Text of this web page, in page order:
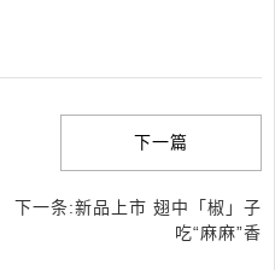
下一篇
下一条:新品上市 翅中「椒」子
吃“麻麻”香